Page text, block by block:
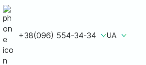
+38(096) 554-34-34 UA